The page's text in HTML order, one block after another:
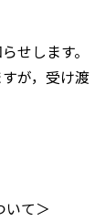
せします。
が，受け渡
いて＞